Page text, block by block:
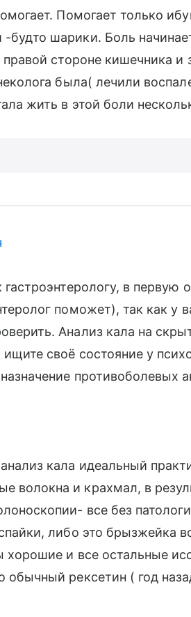
Помогает только
шарики. Боль
стороне кишечника и
была( лечили
жить в этой боли
в первую
поможет), так как у
Анализ кала на
своё состояние у
противоболевых
кала идеальный
волокна и крахмал, в
все без
либо это брызжейка
хорошие и все остальные
рексетин ( год